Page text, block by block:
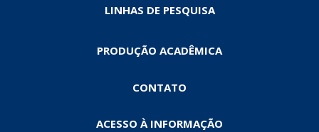
LINHAS DE PESQUISA
PRODUÇÃO ACADÊMICA
CONTATO
ACESSO À INFORMAÇÃO